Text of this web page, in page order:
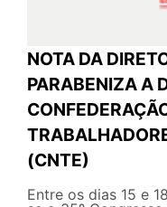
NOTA DA
PARABENIZA A
(CNTE)
Entre os dias 15 e